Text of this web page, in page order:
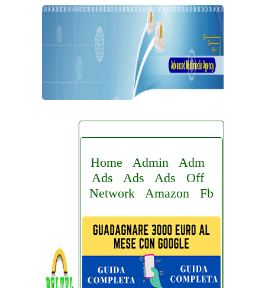
Home Admin
Adm
Ads
Ads Ads
Off
Network
Amazon Fb